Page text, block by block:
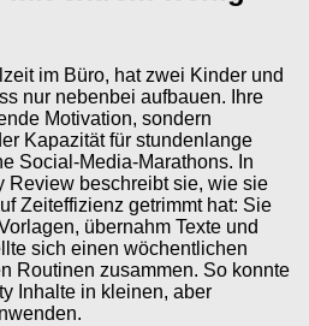
im Büro, hat zwei Kinder und
nur nebenbei aufbauen. Ihre
Motivation, sondern
Kapazität für stundenlange
Social-Media-Marathons. In
Review beschreibt sie, wie sie
Zeiteffizienz getrimmt hat: Sie
übernahm Texte und
sich einen wöchentlichen
Routinen zusammen. So konnte
Inhalte in kleinen, aber